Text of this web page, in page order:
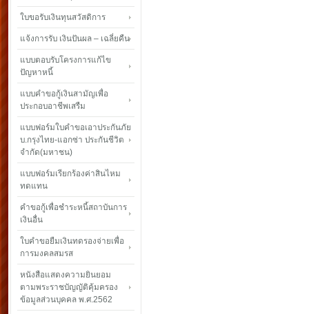
ใบขอรับเงินทุนสวัสดิการ
แจ้งการรับ เงินปันผล – เฉลี่ยคืน
แบบตอบรับโครงการแก้ไข
ปัญหาหนี้
แบบคำขอกู้เงินสามัญเพื่อ
ประกอบอาชีพเสรืม
แบบฟอร์มใบคำขอเอาประกันภัย
บ.กรุงไทย-แอกซ่า ประกันชีวิต
จำกัด(มหาชน)
แบบฟอร์มเรียกร้องค่าสินไหม
ทดแทน
คำขอกู้เพื่อชำระหนี้สถาบันการ
เงินอื่น
ใบคำขอยืมเงินทดรองจ่ายเพื่อ
การมงคลสมรส
หนังสือแสดงความยินยอม
ตามพระราชบัญญัติคุ้มครอง
ข้อมูลส่วนบุคคล พ.ศ.2562